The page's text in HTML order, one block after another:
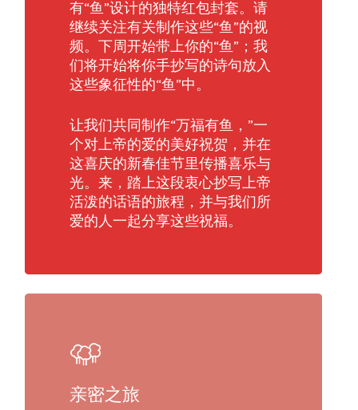
有“鱼”设计的独特红包封套。请
继续关注有关制作这些“鱼”的视
频。下周开始带上你的“鱼”；我
们将开始将你手抄写的诗句放入
这些象征性的“鱼”中。
让我们共同制作“万福有鱼，”一
个对上帝的爱的美好祝贺，并在
这喜庆的新春佳节里传播喜乐与
光。来，踏上这段衷心抄写上帝
活泼的话语的旅程，并与我们所
爱的人一起分享这些祝福。
亲密之旅